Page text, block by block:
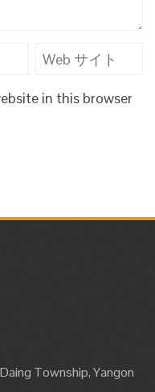
in this browser
Township, Yangon